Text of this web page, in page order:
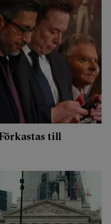
till